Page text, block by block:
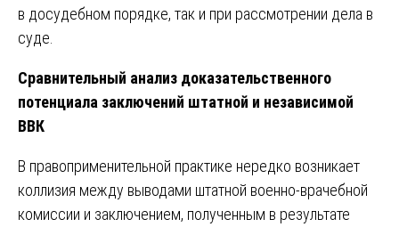
в досудебном порядке, так и при рассмотрении дела в
суде.
Сравнительный анализ доказательственного
потенциала заключений штатной и независимой
ВВК
В правоприменительной практике нередко возникает
коллизия между выводами штатной военно-врачебной
комиссии и заключением, полученным в результате